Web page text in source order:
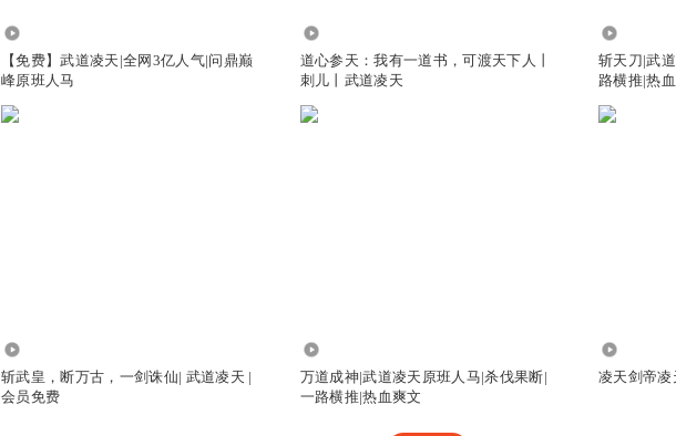
【免费】武道凌天|全网3亿人气|问鼎巅
峰原班人马
道心参天：我有一道书，可渡天下人丨
刺儿丨武道凌天
斩天刀|武
路横推|热
斩武皇，断万古，一剑诛仙| 武道凌天 |
会员免费
万道成神|武道凌天原班人马|杀伐果断|
一路横推|热血爽文
凌天剑帝凌